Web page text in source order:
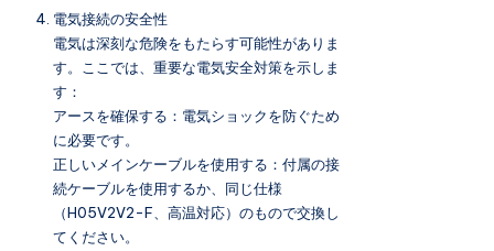
電気接続の安全性
電気は深刻な危険をもたらす可能性がありま
す。ここでは、重要な電気安全対策を示しま
す：
アースを確保する：電気ショックを防ぐため
に必要です。
正しいメインケーブルを使用する：付属の接
続ケーブルを使用するか、同じ仕様
（H05V2V2-F、高温対応）のもので交換し
てください。